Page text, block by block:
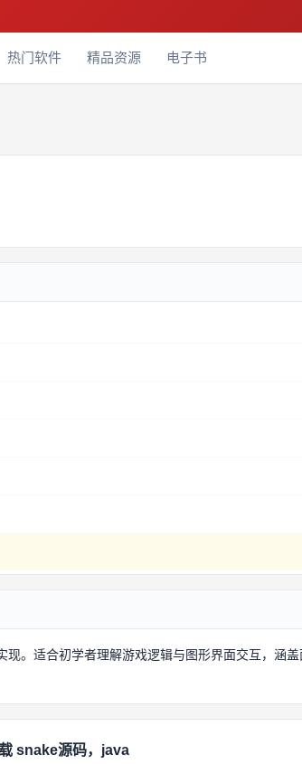
热门软件 精品资源 电子书
。适合初学者理解游戏逻辑与图形界面交互，涵
snake源码，java